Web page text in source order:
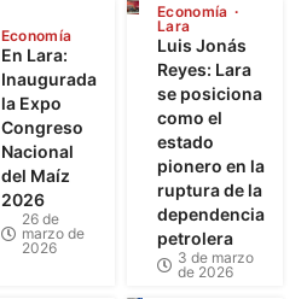
Economía
En Lara:
Inaugurada
la Expo
Congreso
Nacional
del Maíz
2026
26 de
marzo de
2026
Economía
Lara
Luis Jonás
Reyes: Lara
se posiciona
como el
estado
pionero en la
ruptura de la
dependencia
petrolera
3 de marzo
de 2026